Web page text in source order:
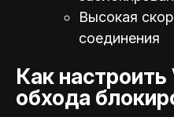
Высокая
соединения
Как настроить
обхода